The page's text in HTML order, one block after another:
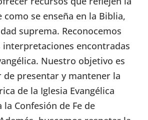
como se enseña en la Biblia,
suprema. Reconocemos
interpretaciones encontradas
Nuestro objetivo es
presentar y mantener la
de la Iglesia Evangélica
Confesión de Fe de